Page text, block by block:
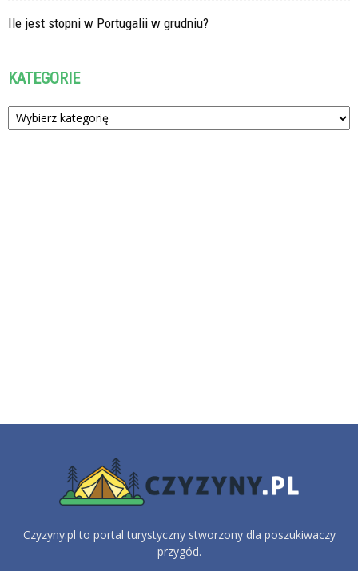
Ile jest stopni w Portugalii w grudniu?
KATEGORIE
Kategorie
Czyzyny.pl to portal turystyczny stworzony dla poszukiwaczy
przygód.